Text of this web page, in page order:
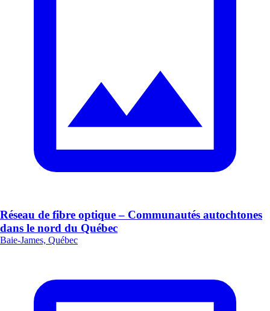
Réseau de fibre optique – Communautés autochtones
dans le nord du Québec
Baie-James, Québec